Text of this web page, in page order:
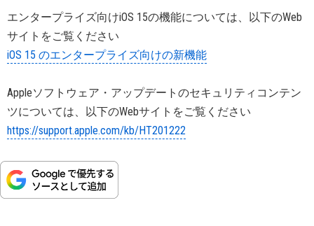
エンタープライズ向けiOS 15の機能については、以下のWeb
サイトをご覧ください
iOS 15 のエンタープライズ向けの新機能
Appleソフトウェア・アップデートのセキュリティコンテン
ツについては、以下のWebサイトをご覧ください
https://support.apple.com/kb/HT201222